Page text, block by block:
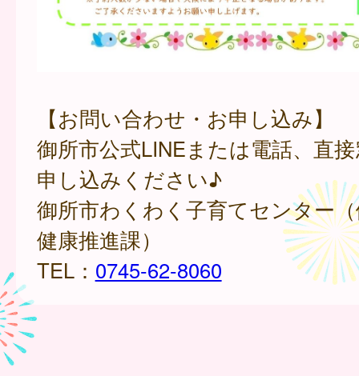
【お問い合わせ・お申し込み】
御所市公式LINEまたは電話、直
申し込みください♪
御所市わくわく子育てセンター
健康推進課）
TEL： 0745-62-8060